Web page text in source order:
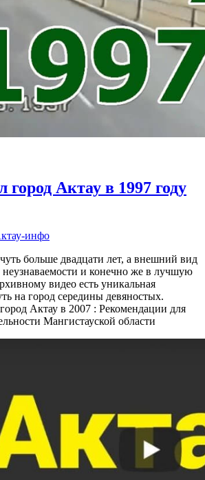
город Актау в 1997 году
инфо
больше двадцати лет, а внешний вид
неузнаваемости и конечно же в лучшую
видео есть уникальная
на город середины девяностых.
Актау в 2007 : Рекомендации для
Мангистауской области